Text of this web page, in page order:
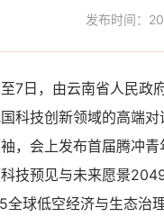
发布时间：
7日，由云南省人民政
科技创新领域的高端
，会上发布首届腾冲
技预见与未来愿景
球低空经济与生态治